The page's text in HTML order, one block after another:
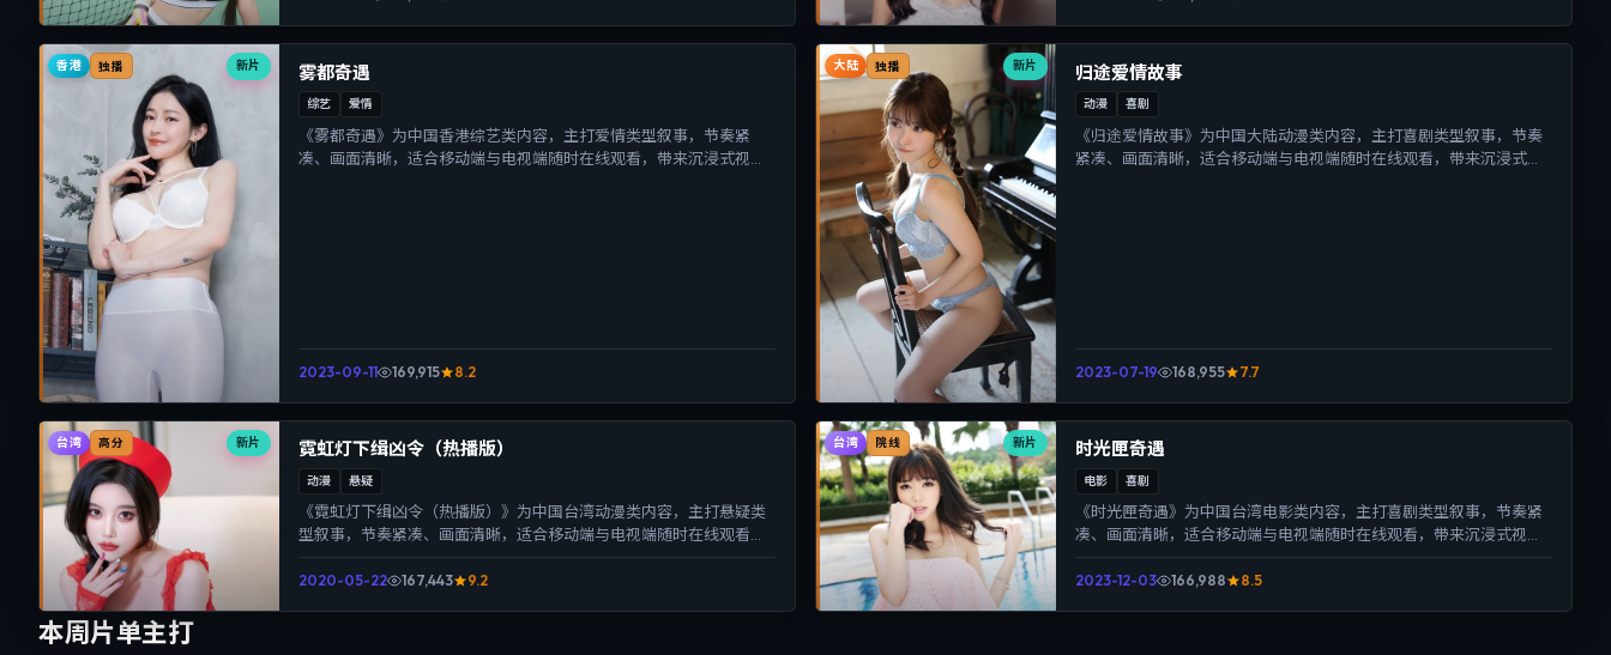
新片
香港 独播 雾都奇遇
综艺 爱情
《雾都奇遇》为中国香港综艺类内容，主打爱情类型叙事，节奏紧
凑、画面清晰，适合移动端与电视端随时在线观看，带来沉浸式视听
2023-09-11 169,915 8.2
新片
大陆 独播 归途爱情故事
动漫 喜剧
《归途爱情故事》为中国大陆动漫类内容，主打喜剧类型叙事，节奏
紧凑、画面清晰，适合移动端与电视端随时在线观看，带来沉浸式视
2023-07-19 168,955 7.7
新片
台湾 高分 霓虹灯下缉凶令（热播版）
动漫 悬疑
《霓虹灯下缉凶令（热播版）》为中国台湾动漫类内容，主打悬疑类
型叙事，节奏紧凑、画面清晰，适合移动端与电视端随时在线观看，
2020-05-22 167,443 9.2
新片
台湾 院线 时光匣奇遇
电影 喜剧
《时光匣奇遇》为中国台湾电影类内容，主打喜剧类型叙事，节奏紧
凑、画面清晰，适合移动端与电视端随时在线观看，带来沉浸式视听
2023-12-03 166,988 8.5
本周片单主打